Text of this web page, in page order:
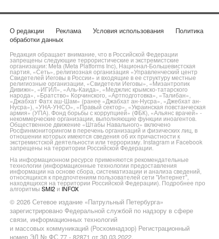
О редакции Реклама Условия использования
Политика
обработки данных
Редакция обращает внимание, что в Российской Федерации
запрещены следующие террористические и экстремистские
организации: Meta (Meta Platforms Inc), Национал-Большевистская
партия, «Сеть», религиозная организация «Управленческий центр
Свидетелей Иеговы в России» и входящие в ее структуру местные
религиозные организации, «Свидетели Иеговы», «Мизантропик
Дивижн», «ИГИЛ», «Аль-Каида», «Меджлис крымско-татарского
народа», «Братство» Корчинского, «Артподготовка», «Талибан»,
«Джабхат Фатх аш-Шам» (ранее «Джабхат ан-Нусра», «Джебхат ан-
Нусра»), «УНА-УНСО», «Правый сектор», «Украинская повстанческая
армия» (УПА). Фонд борьбы с коррупцией» (ФБК), «Альянс врачей» -
некоммерческие организации, выполняющие функции иноагентов.
Общественное движение «Штабы Навального» включено
Росфинмониторингом в перечень организаций и физических лиц, в
отношении которых имеются сведения об их причастности к
экстремистской деятельности или терроризму. Instagram и Facebook
запрещены на территории Российской Федерации.
На информационном ресурсе применяются рекомендательные
технологии (информационные технологии предоставления
информации на основе сбора, систематизации и анализа сведений,
относящихся к предпочтениям пользователей сети "Интернет",
находящихся на территории Российской Федерации). Подробнее про
алгоритмы SMI2 и INFOX
© 2026 Сетевое издание «Патрульный Петербурга»
зарегистрировано Федеральной службой по надзору в сфере
связи, информационных технологий
и массовых коммуникаций (Роскомнадзор) Регистрационный
номер ЭЛ № ФС 77 - 82871 от 30.03.2022.